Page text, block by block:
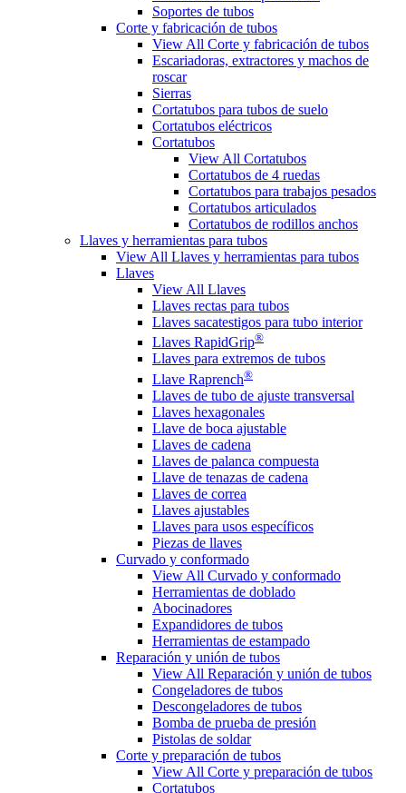
Soportes de tubos
Corte y fabricación de tubos
View All Corte y fabricación de tubos
Escariadoras, extractores y machos de
roscar
Sierras
Cortatubos para tubos de suelo
Cortatubos eléctricos
Cortatubos
View All Cortatubos
Cortatubos de 4 ruedas
Cortatubos para trabajos pesados
Cortatubos articulados
Cortatubos de rodillos anchos
Llaves y herramientas para tubos
View All Llaves y herramientas para tubos
Llaves
View All Llaves
Llaves rectas para tubos
Llaves sacatestigos para tubo interior
Llaves RapidGrip®
Llaves para extremos de tubos
Llave Raprench®
Llaves de tubo de ajuste transversal
Llaves hexagonales
Llave de boca ajustable
Llaves de cadena
Llaves de palanca compuesta
Llave de tenazas de cadena
Llaves de correa
Llaves ajustables
Llaves para usos específicos
Piezas de llaves
Curvado y conformado
View All Curvado y conformado
Herramientas de doblado
Abocinadores
Expandidores de tubos
Herramientas de estampado
Reparación y unión de tubos
View All Reparación y unión de tubos
Congeladores de tubos
Descongeladores de tubos
Bomba de prueba de presión
Pistolas de soldar
Corte y preparación de tubos
View All Corte y preparación de tubos
Cortatubos